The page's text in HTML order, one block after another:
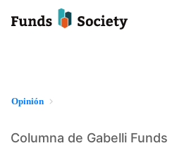
Opinión
Columna de Gabelli Funds